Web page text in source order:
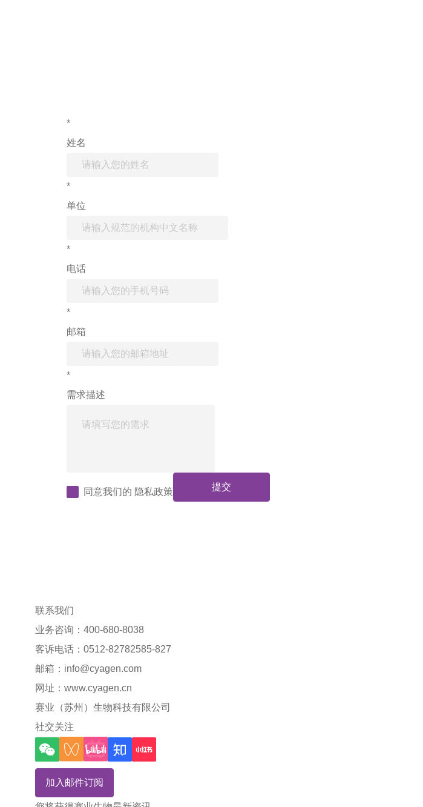
*
姓名
*
单位
*
电话
*
邮箱
*
需求描述
同意我们的 隐私政策 提交
联系我们
业务咨询：400-680-8038
客诉电话：0512-82782585-827
邮箱： info@cyagen.com
网址： www.cyagen.cn
赛业（苏州）生物科技有限公司
社交关注
加入邮件订阅